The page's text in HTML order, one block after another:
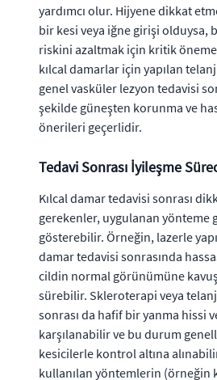
yardımcı olur. Hijyene dikkat
bir kesi veya iğne girişi olduysa,
riskini azaltmak için kritik
kılcal damarlar için yapılan
genel vasküler lezyon tedavisi
şekilde güneşten korunma ve
önerileri geçerlidir.
Tedavi Sonrası İyileşme
Kılcal damar tedavisi sonrası
gerekenler, uygulanan yönteme
gösterebilir. Örneğin, lazerle
damar tedavisi sonrasında
cildin normal görünümüne
sürebilir. Skleroterapi veya
sonrası da hafif bir yanma hissi
karşılanabilir ve bu durum
kesicilerle kontrol altına
kullanılan yöntemlerin (örneğin